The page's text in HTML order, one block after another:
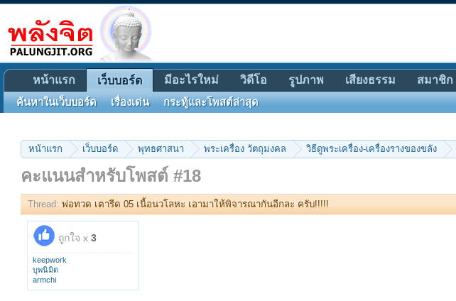
หน้าแรก เว็บบอร์ด พุทธศาสนา พระเครื่อง วัตถุมงคล วิธีดูพระเครื่อง-เครื่องรางของขลัง
คะแนนสำหรับโพสต์ #18
Thread: พ่อทวด เตารีด 05 เนื้อนวโลหะ เอามาให้พิจารณากันอีกละ ครับ!!!!!
ถูกใจ x 3
keepwork
บุพนิมิต
armchi
หน้าแรก เว็บบอร์ด
ค้นหาในเว็บบอร์ด เรื่องเด่น กระทู้และโพสต์ล่าสุด
มีอะไรใหม่ วิดีโอ รูปภาพ เสียงธรรม สมาชิก